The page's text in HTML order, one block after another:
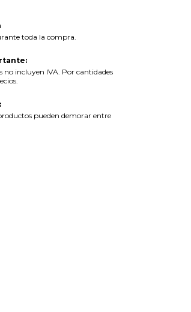
toda la compra.
no incluyen IVA. Por cantidades
pueden demorar entre